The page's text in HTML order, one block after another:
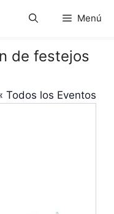
Menú
de festejos
Todos los Eventos